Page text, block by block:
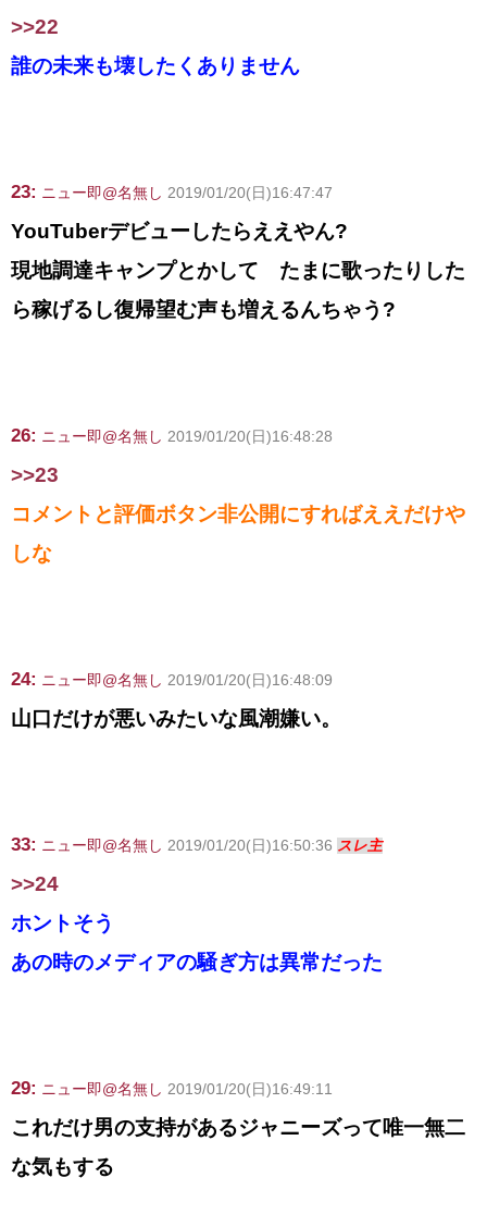
>>22
誰の未来も壊したくありません
23: ニュー即@名無し 2019/01/20(日)16:47:47
YouTuberデビューしたらええやん?
現地調達キャンプとかして たまに歌ったりした
ら稼げるし復帰望む声も増えるんちゃう?
26: ニュー即@名無し 2019/01/20(日)16:48:28
>>23
コメントと評価ボタン非公開にすればええだけや
しな
24: ニュー即@名無し 2019/01/20(日)16:48:09
山口だけが悪いみたいな風潮嫌い。
33: ニュー即@名無し 2019/01/20(日)16:50:36 スレ主
>>24
ホントそう
あの時のメディアの騒ぎ方は異常だった
29: ニュー即@名無し 2019/01/20(日)16:49:11
これだけ男の支持があるジャニーズって唯一無二
な気もする